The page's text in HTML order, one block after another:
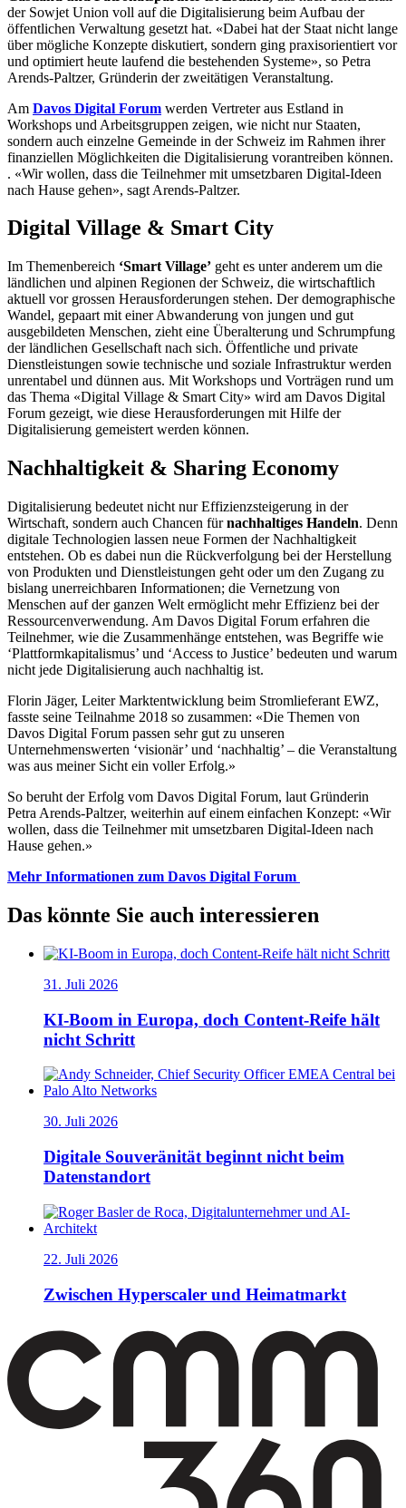
der Sowjet Union voll auf die Digitalisierung beim Aufbau der
öffentlichen Verwaltung gesetzt hat. «Dabei hat der Staat nicht lange
über mögliche Konzepte diskutiert, sondern ging praxisorientiert vor
und optimiert heute laufend die bestehenden Systeme», so Petra
Arends-Paltzer, Gründerin der zweitätigen Veranstaltung.
Am Davos Digital Forum werden Vertreter aus Estland in
Workshops und Arbeitsgruppen zeigen, wie nicht nur Staaten,
sondern auch einzelne Gemeinde in der Schweiz im Rahmen ihrer
finanziellen Möglichkeiten die Digitalisierung vorantreiben können.
. «Wir wollen, dass die Teilnehmer mit umsetzbaren Digital-Ideen
nach Hause gehen», sagt Arends-Paltzer.
Digital Village & Smart City
Im Themenbereich ‘Smart Village’ geht es unter anderem um die
ländlichen und alpinen Regionen der Schweiz, die wirtschaftlich
aktuell vor grossen Herausforderungen stehen. Der demographische
Wandel, gepaart mit einer Abwanderung von jungen und gut
ausgebildeten Menschen, zieht eine Überalterung und Schrumpfung
der ländlichen Gesellschaft nach sich. Öffentliche und private
Dienstleistungen sowie technische und soziale Infrastruktur werden
unrentabel und dünnen aus. Mit Workshops und Vorträgen rund um
das Thema «Digital Village & Smart City» wird am Davos Digital
Forum gezeigt, wie diese Herausforderungen mit Hilfe der
Digitalisierung gemeistert werden können.
Nachhaltigkeit & Sharing Economy
Digitalisierung bedeutet nicht nur Effizienzsteigerung in der
Wirtschaft, sondern auch Chancen fürnachhaltiges Handeln. Denn
digitale Technologien lassen neue Formen der Nachhaltigkeit
entstehen. Ob es dabei nun die Rückverfolgung bei der Herstellung
von Produkten und Dienstleistungen geht oder um den Zugang zu
bislang unerreichbaren Informationen; die Vernetzung von
Menschen auf der ganzen Welt ermöglicht mehr Effizienz bei der
Ressourcenverwendung. Am Davos Digital Forum erfahren die
Teilnehmer, wie die Zusammenhänge entstehen, was Begriffe wie
‘Plattformkapitalismus’ und ‘Access to Justice’ bedeuten und warum
nicht jede Digitalisierung auch nachhaltig ist.
Florin Jäger, Leiter Marktentwicklung beim Stromlieferant EWZ,
fasste seine Teilnahme 2018 so zusammen: «Die Themen von
Davos Digital Forum passen sehr gut zu unseren
Unternehmenswerten ‘visionär’ und ‘nachhaltig’ – die Veranstaltung
was aus meiner Sicht ein voller Erfolg.»
So beruht der Erfolg vom Davos Digital Forum, laut Gründerin
Petra Arends-Paltzer, weiterhin auf einem einfachen Konzept: «Wir
wollen, dass die Teilnehmer mit umsetzbaren Digital-Ideen nach
Hause gehen.»
Mehr Informationen zum Davos Digital Forum
Das könnte Sie auch interessieren
31. Juli 2026
KI-Boom in Europa, doch Content-Reife hält
nicht Schritt
30. Juli 2026
Digitale Souveränität beginnt nicht beim
Datenstandort
22. Juli 2026
Zwischen Hyperscaler und Heimatmarkt